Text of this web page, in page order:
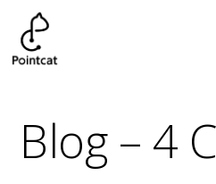
Blog – 4